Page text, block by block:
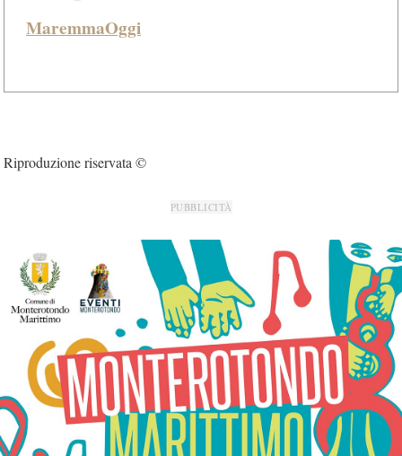
MaremmaOggi
Riproduzione riservata ©
PUBBLICITÀ